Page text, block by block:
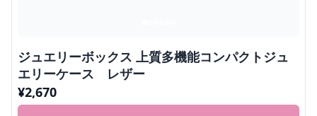
ジュエリーボックス 上質多機能コンパクトジュ
エリーケース レザー
¥2,670